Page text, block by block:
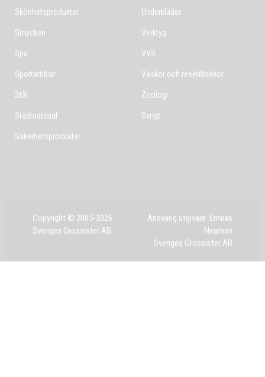
Skönhetsprodukter
Smycken
Spa
Sportartiklar
Stål
Städmaterial
Säkerhetsprodukter
Underkläder
Verktyg
VVS
Väskor och resetillbehör
Zoologi
Övrigt
Copyright © 2005-2026
Sveriges Grossister AB
Ansvarig utgivare: Ermias
Neamen
Sveriges Grossister AB